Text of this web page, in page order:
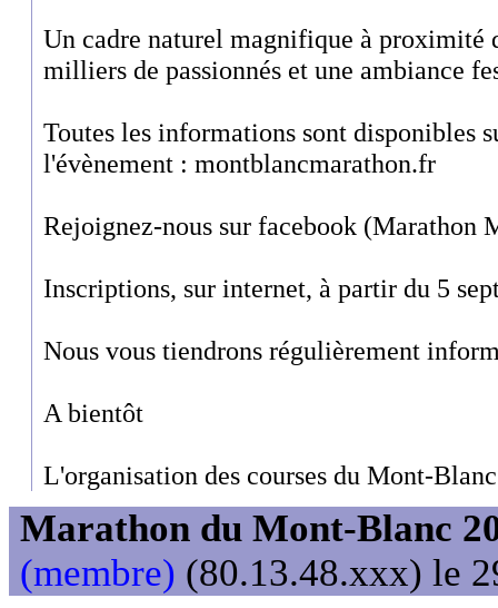
Un cadre naturel magnifique à proximité
milliers de passionnés et une ambiance
Toutes les informations sont disponibles
l'évènement : montblancmarathon.fr
Rejoignez-nous sur facebook (Marathon
Inscriptions, sur internet, à partir du 5
Nous vous tiendrons régulièrement
A bientôt
L'organisation des courses du Mont-Blanc
Marathon du Mont-Blanc
(membre) (80.13.48.xxx) le